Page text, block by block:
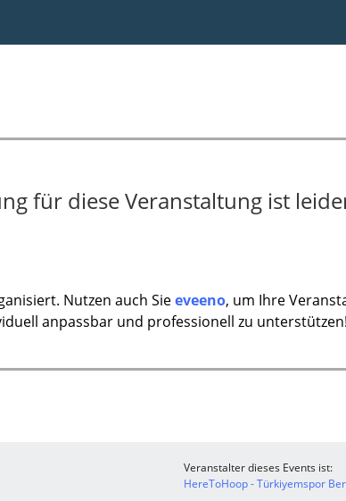
für diese Veranstaltung ist
Nutzen auch Sieeveeno, um Ihre
anpassbar und professionell zu
Veranstalter dieses Events ist:
HereToHoop - Türkiyemspor